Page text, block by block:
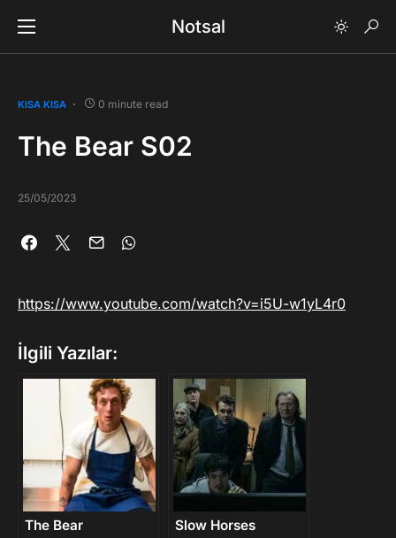
Notsal
KISA KISA 0 minute read
The Bear S02
25/05/2023
https://www.youtube.com/watch?v=i5U-w1yL4r0
İlgili Yazılar:
The Bear Slow Horses